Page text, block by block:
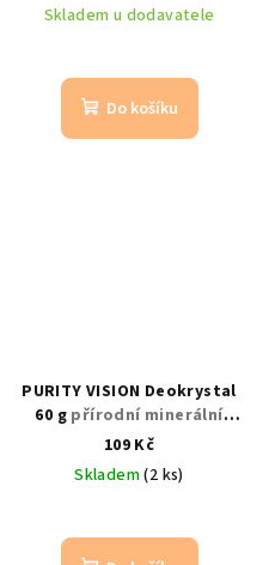
Skladem u dodavatele
Do košíku
PURITY VISION Deokrystal
60 g přírodní minerální
deodorant bez parfemace
109 Kč
Skladem(2 ks)